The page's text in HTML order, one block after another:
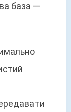
база —